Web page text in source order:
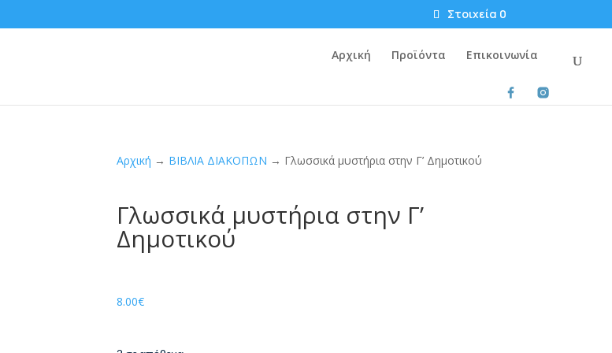
Στοιχεία 0
Αρχική Προϊόντα Επικοινωνία
Αρχική → ΒΙΒΛΙΑ ΔΙΑΚΟΠΩΝ → Γλωσσικά μυστήρια στην Γ’ Δημοτικού
Γλωσσικά μυστήρια στην Γ’
Δημοτικού
8.00€